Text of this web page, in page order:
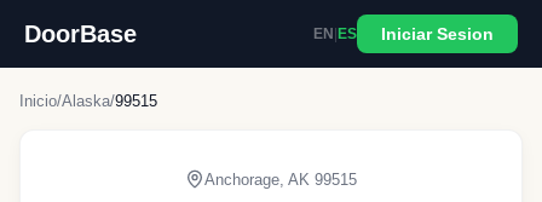
DoorBase EN ES Iniciar Sesion
Inicio/Alaska/99515
Anchorage AK 99515